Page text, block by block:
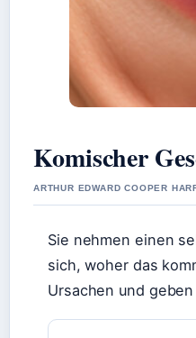
Komischer
ARTHUR EDWARD COOPER
Sie nehmen einen
sich, woher das
Ursachen und